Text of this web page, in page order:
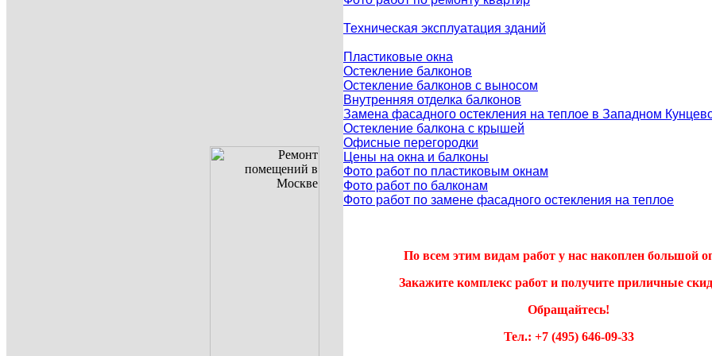
Техническая эксплуатация зданий
Пластиковые окна
Остекление балконов
Остекление балконов с выносом
Внутренняя отделка балконов
Замена фасадного остекления на теплое в Западном
Остекление балкона с крышей
Офисные перегородки
Цены на окна и балконы
Фото работ по пластиковым окнам
Фото работ по балконам
Фото работ по замене фасадного остекления на теплое
По всем этим видам работ у нас накоплен большой
Закажите комплекс работ и получите приличные
Обращайтесь!
Тел.: +7 (495) 646-09-33